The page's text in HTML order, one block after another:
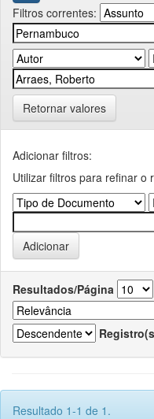
Filtros correntes:
Retornar valores
Adicionar filtros:
Utilizar filtros para refinar o
Resultados/Página
Resultado 1-1 de 1.